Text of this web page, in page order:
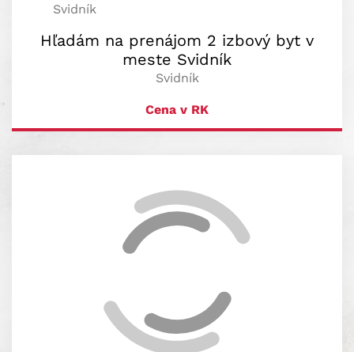
Svidník
Hľadám na prenájom 2 izbový byt v
meste Svidník
Svidník
Cena v RK